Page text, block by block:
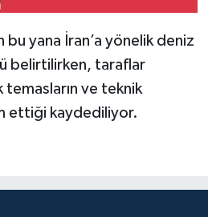
bu yana İran’a yönelik deniz
belirtilirken, taraflar
temasların ve teknik
ettiği kaydediliyor.